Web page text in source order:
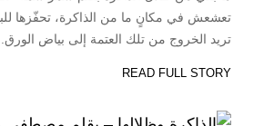
تعشعش في مكانٍ ما من الذاكرة، تحفّزها
تريد الخروج من تلك العتمة إلى بياض
READ FULL STORY